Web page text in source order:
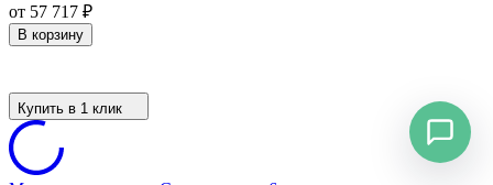
от 57 717 ₽
В корзину
Купить в 1 клик